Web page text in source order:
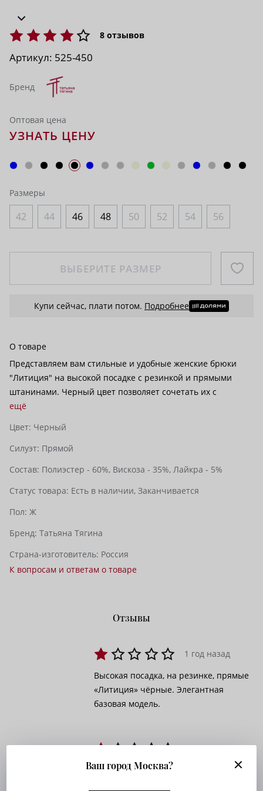
8 отзывов
Артикул: 525-450
Бренд
Оптовая цена
УЗНАТЬ ЦЕНУ
Размеры
42 44 46 48 50 52 54 56
ВЫБЕРИТЕ РАЗМЕР
Купи сейчас, плати потом. Подробнее
О товаре
Представляем вам стильные и удобные женские брюки
"Литиция" на высокой посадке с резинкой и прямыми
штанинами. Черный цвет позволяет сочетать их с
ещё
Цвет: Черный
Силуэт: Прямой
Состав: Полиэстер - 60%, Вискоза - 35%, Лайкра - 5%
Статус товара: Есть в наличии, Заканчивается
Пол: Ж
Бренд: Татьяна Тягина
Страна-изготовитель: Россия
К вопросам и ответам о товаре
Отзывы
1 год назад
Высокая посадка, на резинке, прямые
«Литиция» чёрные. Элегантная
базовая модель.
1 год назад
Талия хорошо фиксирована, длина не
Ваш город Москва?